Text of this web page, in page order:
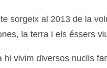
sorgeix al 2013 de la
la terra i els éssers
hi vivim diversos nuclis